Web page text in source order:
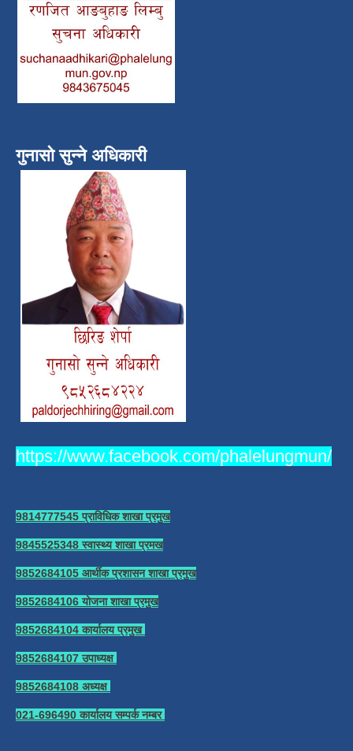
गुनासो सुन्ने अधिकारी
https://www.facebook.com/phalelungmun/
9814777545 प्राविधिक शाखा प्रमुख
9845525348 स्वास्थ्य शाखा प्रमख
9852684105 आर्थीक प्रशासन शाखा प्रमुख
9852684106 योजना शाखा प्रमुख
9852684104 कार्यालय प्रमुख
9852684107 उपाध्यक्ष
9852684108 अध्यक्ष
021-696490 कार्यालय सम्पर्क नम्बर